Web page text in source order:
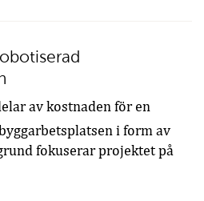
av kostnaden för en
i form av
fokuserar projektet på